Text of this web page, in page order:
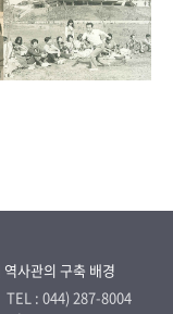
역사관의 구축 배경
TEL : 044) 287-8004